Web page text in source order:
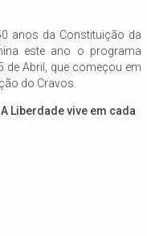
anos da Constituição da
este ano o programa
Abril, que começou em
do Cravos.
A Liberdade vive em cada